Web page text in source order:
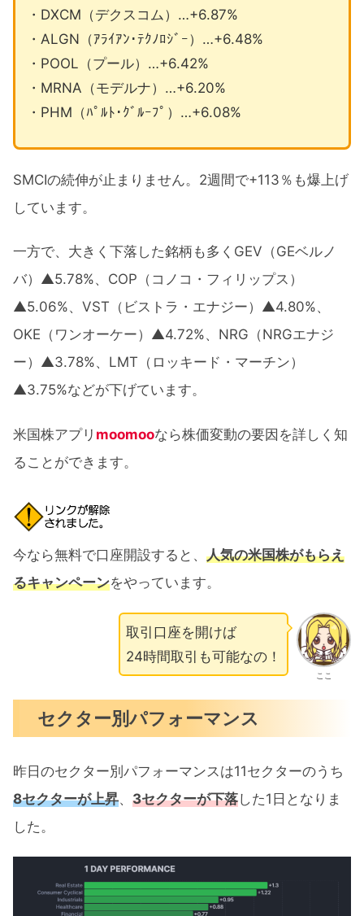
・DXCM（デクスコム）…+6.87%
・ALGN（ｱﾗｲｱﾝ･ﾃｸﾉﾛｼﾞｰ）…+6.48%
・POOL（プール）…+6.42%
・MRNA（モデルナ）…+6.20%
・PHM（ﾊﾟﾙﾄ･ｸﾞﾙｰﾌﾟ）…+6.08%
SMCIの続伸が止まりません。2週間で+113％も爆上げ
しています。
一方で、大きく下落した銘柄も多くGEV（GEベルノ
バ）▲5.78%、COP（コノコ・フィリップス）
▲5.06%、VST（ビストラ・エナジー）▲4.80%、
OKE（ワンオーケー）▲4.72%、NRG（NRGエナジ
ー）▲3.78%、LMT（ロッキード・マーチン）
▲3.75%などが下げています。
米国株アプリ moomooなら株価変動の要因を詳しく知
ることができます。
今なら無料で口座開設すると、 人気の米国株がもらえ
るキャンペーンをやっています。
ここ
取引口座を開けば
24時間取引も可能なの！
セクター別パフォーマンス
昨日のセクター別パフォーマンスは11セクターのうち
8セクターが上昇、 3セクターが下落した1日となりま
した。